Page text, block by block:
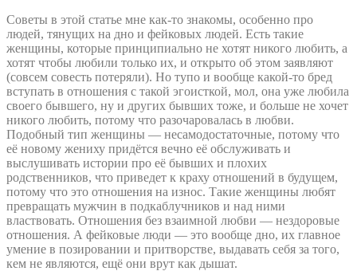
Советы в этой статье мне как-то знакомы, особенно про
людей, тянущих на дно и фейковых людей. Есть такие
женщины, которые принципиально не хотят никого любить, а
хотят чтобы любили только их, и открыто об этом заявляют
(совсем совесть потеряли). Но тупо и вообще какой-то бред
вступать в отношения с такой эгоисткой, мол, она уже любила
своего бывшего, ну и других бывших тоже, и больше не хочет
никого любить, потому что разочаровалась в любви.
Подобный тип женщины — несамодостаточные, потому что
её новому жениху придётся вечно её обслуживать и
выслушивать истории про её бывших и плохих
родственников, что приведет к краху отношений в будущем,
потому что это отношения на износ. Такие женщины любят
превращать мужчин в подкаблучников и над ними
властвовать. Отношения без взаимной любви — нездоровые
отношения. А фейковые люди — это вообще дно, их главное
умение в позировании и притворстве, выдавать себя за того,
кем не являются, ещё они врут как дышат.